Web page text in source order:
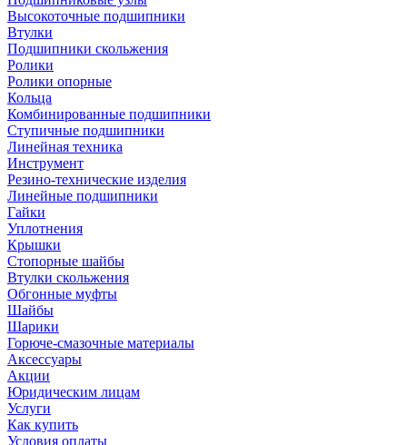
Высокоточные подшипники
Втулки
Подшипники скольжения
Ролики
Ролики опорные
Кольца
Комбинированные подшипники
Ступичные подшипники
Линейная техника
Инструмент
Резино-технические изделия
Линейные подшипники
Гайки
Уплотнения
Крышки
Стопорные шайбы
Втулки скольжения
Обгонные муфты
Шайбы
Шарики
Горюче-смазочные материалы
Аксессуары
Акции
Юридическим лицам
Услуги
Как купить
Условия оплаты